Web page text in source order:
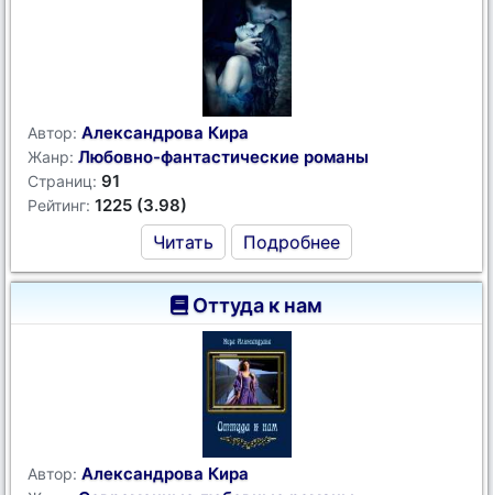
Автор: Александрова Кира
Жанр: Любовно-фантастические романы
Страниц: 91
Рейтинг: 1225 (3.98)
Читать Подробнее
Оттуда к нам
Автор: Александрова Кира